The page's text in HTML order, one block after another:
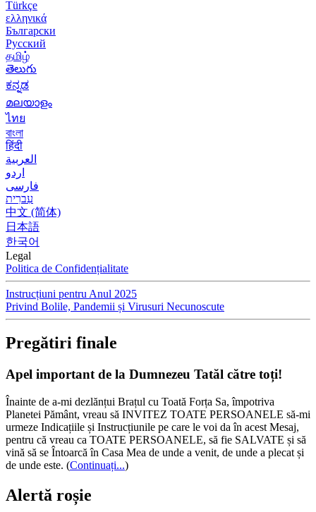
Türkçe
ελληνικά
Български
Русский
தமிழ்
తెలుగు
ಕನ್ನಡ
മലയാളം
ไทย
বাংলা
हिंदी
العربية
اردو
فارسی
עִברִית
中文 (简体)
日本語
한국어
Legal
Politica de Confidențialitate
Instrucțiuni pentru Anul 2025
Privind Bolile, Pandemii și Virusuri Necunoscute
Pregătiri finale
Apel important de la Dumnezeu Tatăl către toți!
Înainte de a-mi dezlănțui Brațul cu Toată Forța Sa, împotriva
Planetei Pământ, vreau să INVITEZ TOATE PERSOANELE să-mi
urmeze Indicațiile și Instrucțiunile pe care le voi da în acest Mesaj,
pentru că vreau ca TOATE PERSOANELE, să fie SALVATE și să
vină să se Întoarcă în Casa Mea de unde a venit, de unde a plecat și
de unde este. (Continuați...)
Alertă roșie